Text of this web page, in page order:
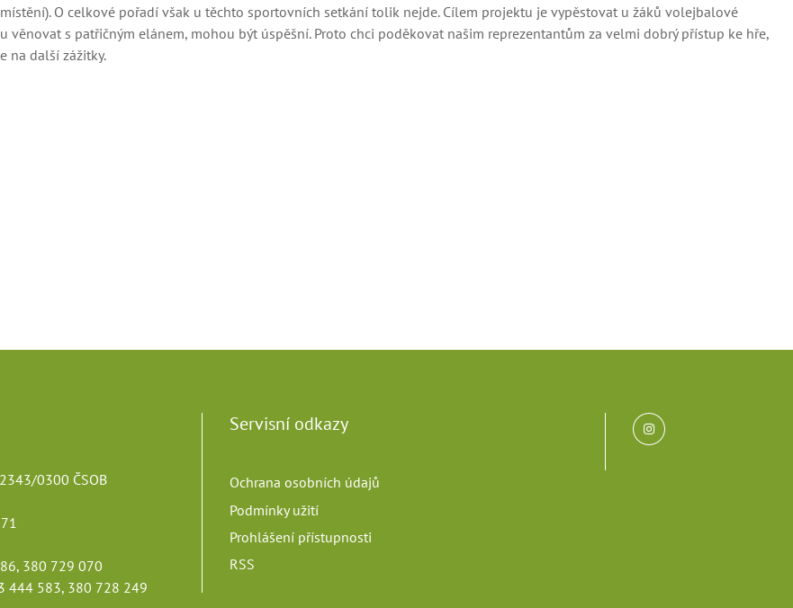
O celkové pořadí však u těchto sportovních setkání tolik nejde. Cílem projektu je vypěstovat u žáků volejbalové
s patřičným elánem, mohou být úspěšní. Proto chci poděkovat našim reprezentantům za velmi dobrý přístup ke hře,
na další zážitky.
0300 ČSOB
380 729 070
444 583, 380 728 249
Servisní odkazy
Ochrana osobních údajů
Podmínky užití
Prohlášení přístupnosti
RSS